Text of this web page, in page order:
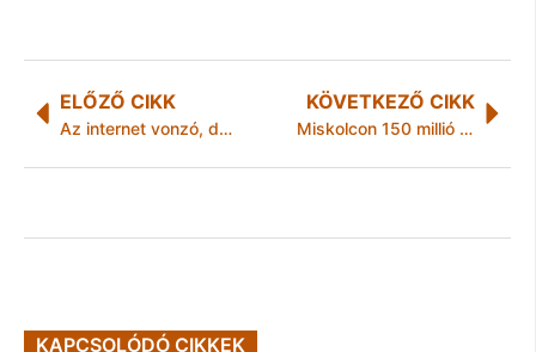
ELŐZŐ CIKK
Az internet vonzó, de veszélyes!
KÖVETKEZŐ CIKK
Miskolcon 150 millió plusz jut a kultúrára
KAPCSOLÓDÓ CIKKEK